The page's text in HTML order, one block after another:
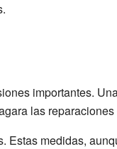
importantes.
las reparaciones
Estas medidas,